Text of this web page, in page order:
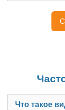
Что такое